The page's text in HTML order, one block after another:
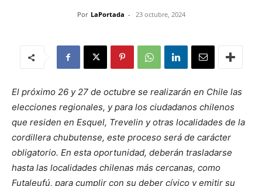
Por LaPortada - 23 octubre, 2024
El próximo 26 y 27 de octubre se realizarán en Chile las
elecciones regionales, y para los ciudadanos chilenos
que residen en Esquel, Trevelin y otras localidades de la
cordillera chubutense, este proceso será de carácter
obligatorio. En esta oportunidad, deberán trasladarse
hasta las localidades chilenas más cercanas, como
Futaleufú, para cumplir con su deber cívico y emitir su